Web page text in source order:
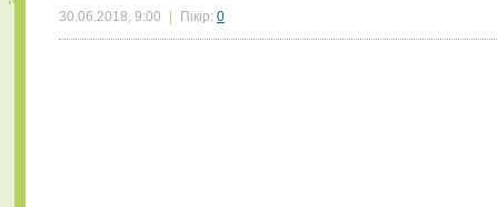
30.06.2018, 9:00 Пікір: 0